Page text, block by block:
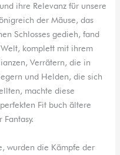
ihre Relevanz für unsere
der Mäuse, das
Schlosses gedieh, fand
komplett mit ihrem
Verrätern, die in
und Helden, die sich
machte diese
Fit buch ältere
wurden die Kämpfe der